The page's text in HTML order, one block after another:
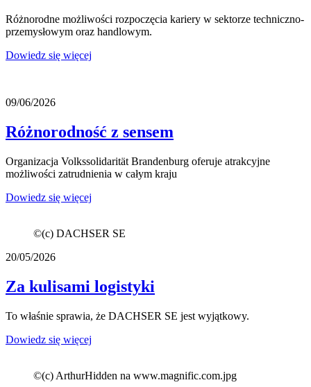
Różnorodne możliwości rozpoczęcia kariery w sektorze techniczno-
przemysłowym oraz handlowym.
Dowiedz się więcej
09/06/2026
Różnorodność z sensem
Organizacja Volkssolidarität Brandenburg oferuje atrakcyjne
możliwości zatrudnienia w całym kraju
Dowiedz się więcej
©(c) DACHSER SE
20/05/2026
Za kulisami logistyki
To właśnie sprawia, że DACHSER SE jest wyjątkowy.
Dowiedz się więcej
©(c) ArthurHidden na www.magnific.com.jpg